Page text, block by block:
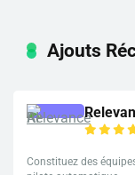
Ajouts
Constituez des